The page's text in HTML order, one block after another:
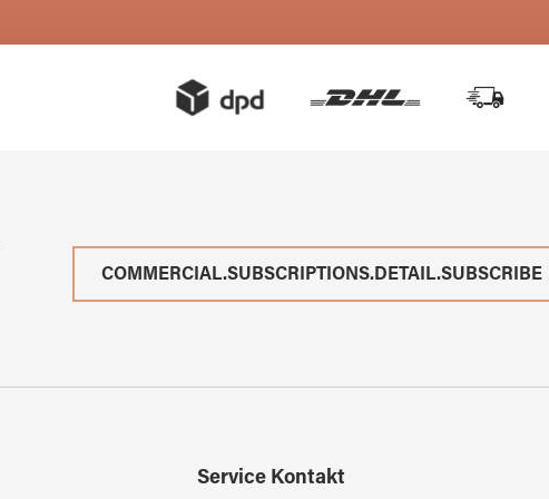
COMMERCIAL.SUBSCRIPTIONS.DETAIL.SUBSCRIBE
Service Kontakt